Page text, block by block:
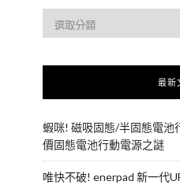
最新
蝦咪! 磁吸固態/半固態電池
價固態電池行動電源之謎
唯快不破! enerpad 新一代